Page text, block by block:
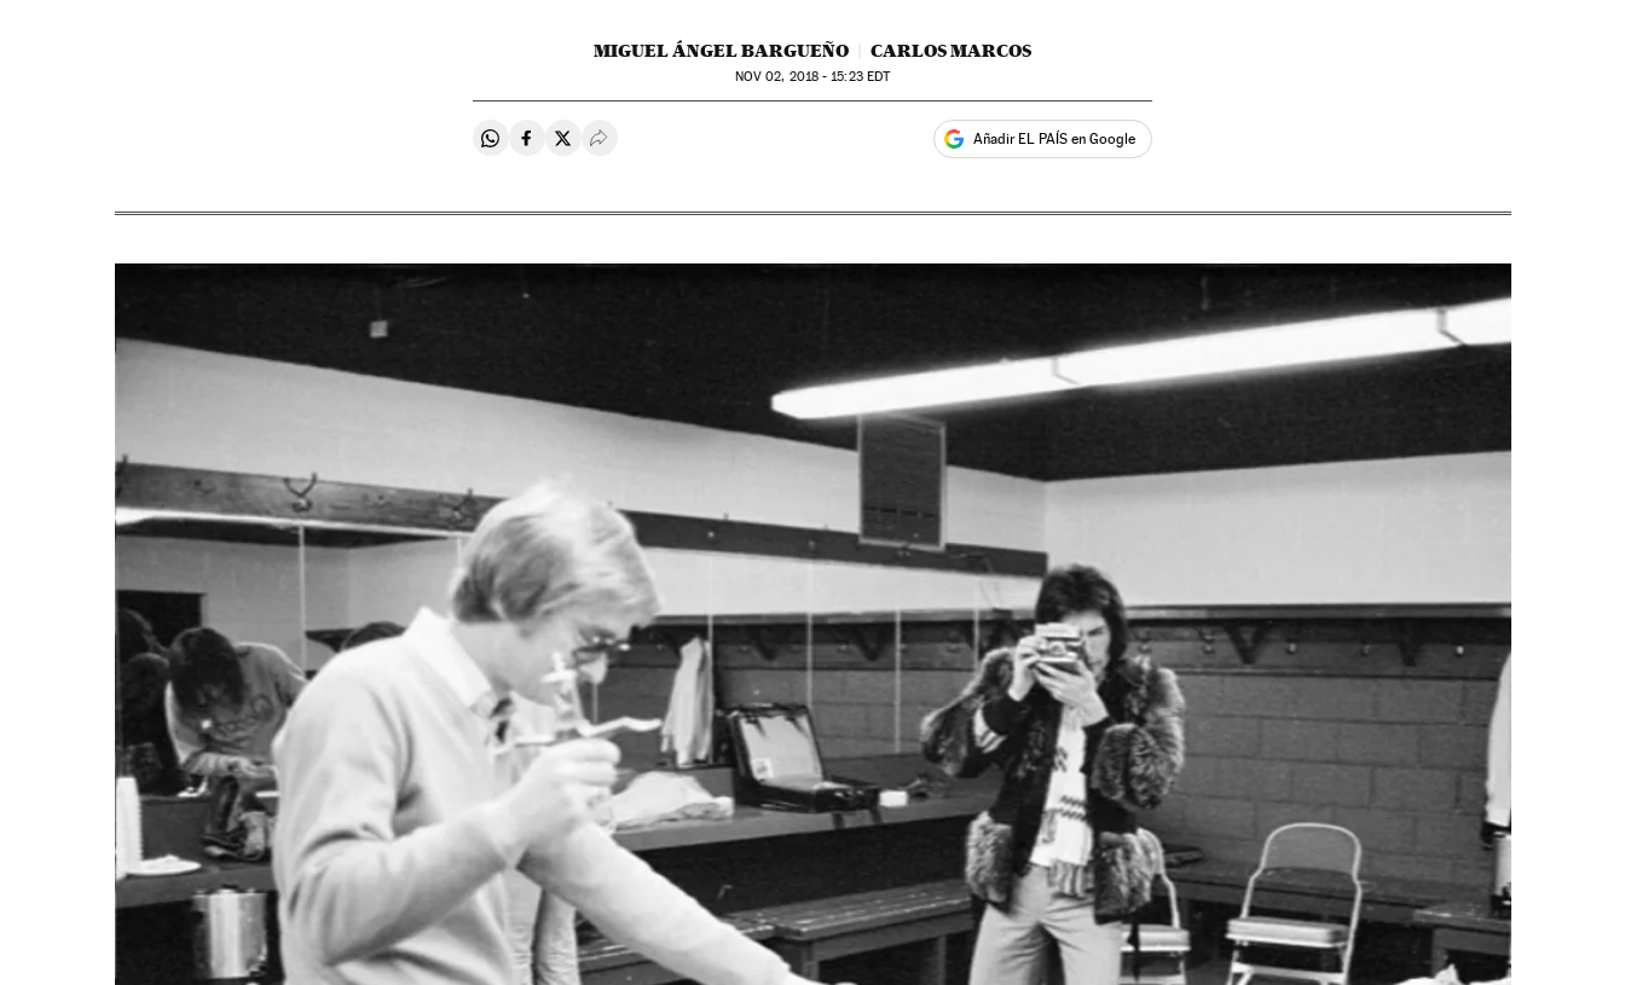
MIGUEL ÁNGEL BARGUEÑO CARLOS MARCOS
NOV 02, 2018 - 15:23EDT
Compartir en Whatsapp
Compartir en Facebook
Compartir en Twitter
Desplegar Redes Sociales Añadir EL PAÍS en Google